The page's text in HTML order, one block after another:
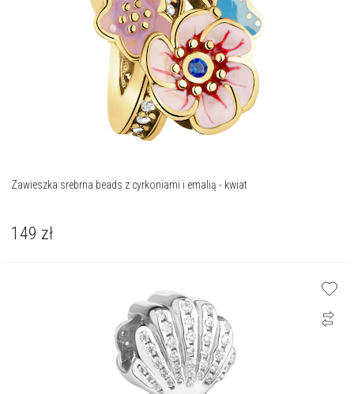
Zawieszka srebrna beads z cyrkoniami i emalią - kwiat
149 zł